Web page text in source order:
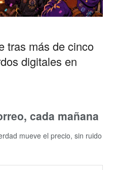
tras más de cinco
digitales en
cada mañana
mueve el precio, sin ruido